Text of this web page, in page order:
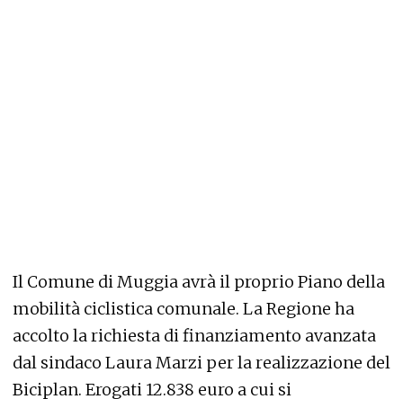
Il Comune di Muggia avrà il proprio Piano della
mobilità ciclistica comunale. La Regione ha
accolto la richiesta di finanziamento avanzata
dal sindaco Laura Marzi per la realizzazione del
Biciplan. Erogati 12.838 euro a cui si